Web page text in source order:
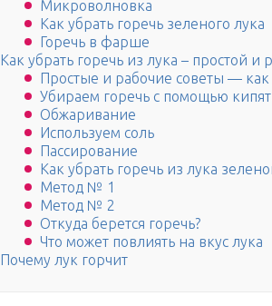
Микроволновка
Как убрать горечь зеленого лука
Горечь в фарше
Как убрать горечь из лука – простой и
Простые и рабочие советы — как
Убираем горечь с помощью
Обжаривание
Используем соль
Пассирование
Как убрать горечь из лука
Метод № 1
Метод № 2
Откуда берется горечь?
Что может повлиять на вкус лука
Почему лук горчит